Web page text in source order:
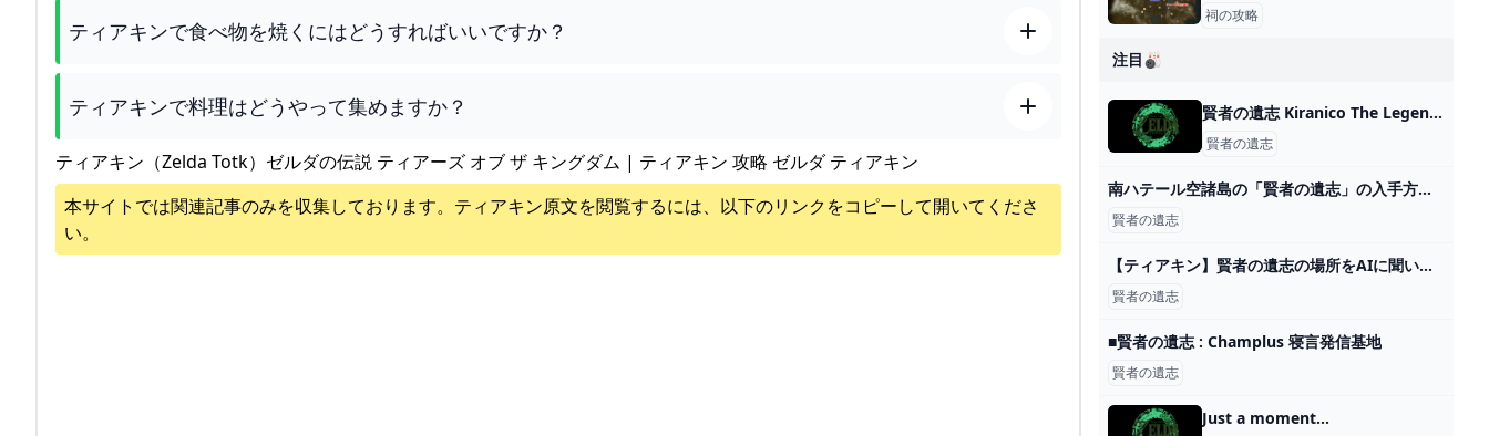
ティアキンで食べ物を焼くにはどうすればいいですか？
ティアキンで料理はどうやって集めますか？
ティアキン（Zelda Totk）ゼルダの伝説 ティアーズ オブ ザ キングダム | ティアキン 攻略 ゼルダ ティアキン
本サイトでは関連記事のみを収集しております。 ティアキン原文を閲覧するには、以下のリンクをコピーして開いてくださ
い。
祠の攻略
注目🎳
賢者の遺志 Kiranico The Legend of Zelda: Tears of the Kingdom
賢者の遺志
南ハテール空諸島の「賢者の遺志」の入手方法【ティアキン攻略】 - YouTube
賢者の遺志
【ティアキン】賢者の遺志の場所をAIに聞いてみた【ゼルダの伝説ティアーズオブザキングダム】 : NANDEMOAI
賢者の遺志
■賢者の遺志 : Champlus 寝言発信基地
賢者の遺志
Just a moment...